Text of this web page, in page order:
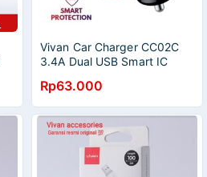
Vivan Car Charger CC02C
3.4A Dual USB Smart IC
Rp63.000